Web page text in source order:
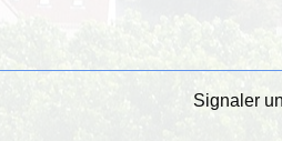
Signaler